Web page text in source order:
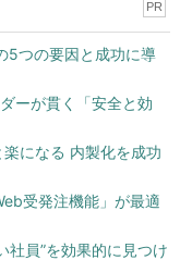
PR
5つの要因と成功に導
ーが貫く「安全と効
になる 内製化を成功
受発注機能」が最適
社員”を効果的に見つけ